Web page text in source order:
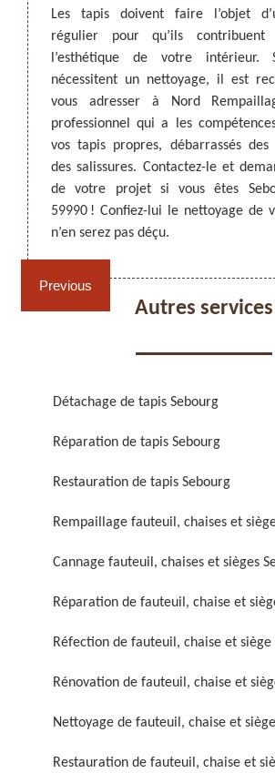
ARTISAN DEZITTER ,
CANNAGE -
Rempaillage fauteuil,
chaises et sièges 59
chaise et siège 59
Rénovation de fauteuil,
Previous
la
en
pour
Pour
vous
Les tapis doivent faire l’objet
régulier pour qu’ils contribuent
l’esthétique de votre intérieur.
nécessitent un nettoyage, il est
vous adresser à Nord
professionnel qui a les
vos tapis propres, débarrassés des
des salissures. Contactez-le et
de votre projet si vous êtes
59990 ! Confiez-lui le nettoyage de
n’en serez pas déçu.
Autres services
Détachage de tapis Sebourg
Réparation de tapis Sebourg
Restauration de tapis Sebourg
Rempaillage fauteuil, chaises et
Cannage fauteuil, chaises et sièges
Réparation de fauteuil, chaise et
Réfection de fauteuil, chaise et siège
Rénovation de fauteuil, chaise et
Nettoyage de fauteuil, chaise et
Restauration de fauteuil, chaise et